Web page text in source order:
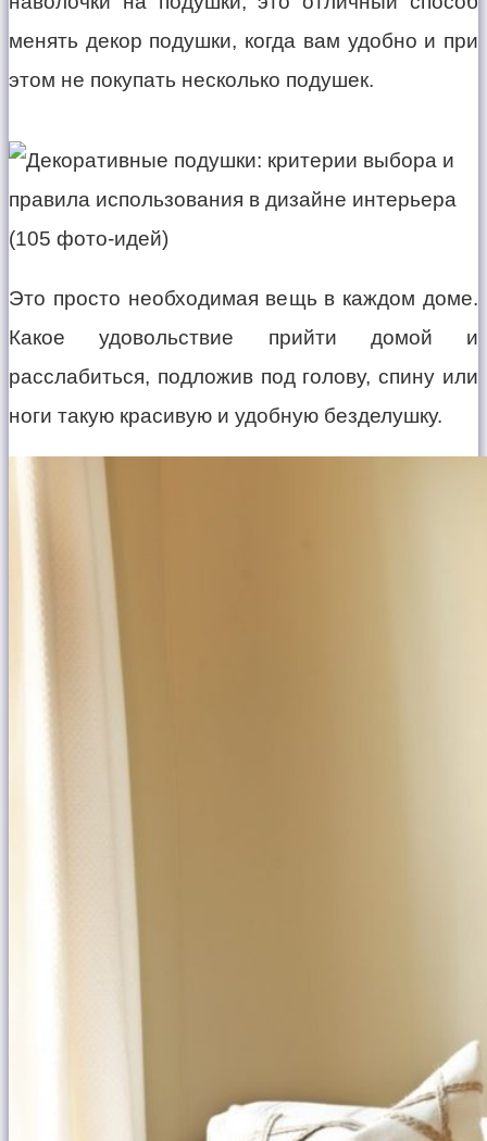
менять декор подушки, когда вам удобно и при
этом не покупать несколько подушек.
Это просто необходимая вещь в каждом доме.
Какое удовольствие прийти домой и
расслабиться, подложив под голову, спину или
ноги такую красивую и удобную безделушку.